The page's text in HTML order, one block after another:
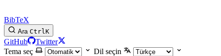
BibTeX
Ara CtrlK
GitHub
Twitter
Tema seç
Dil seçin